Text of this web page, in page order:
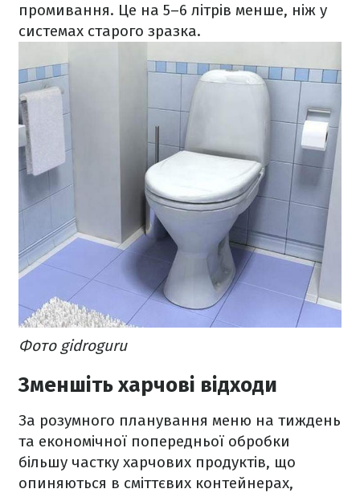
промивання. Це на 5–6 літрів менше, ніж у
системах старого зразка.
Фото gidroguru
Зменшіть харчові відходи
За розумного планування меню на тиждень
та економічної попередньої обробки
більшу частку харчових продуктів, що
опиняються в сміттєвих контейнерах,